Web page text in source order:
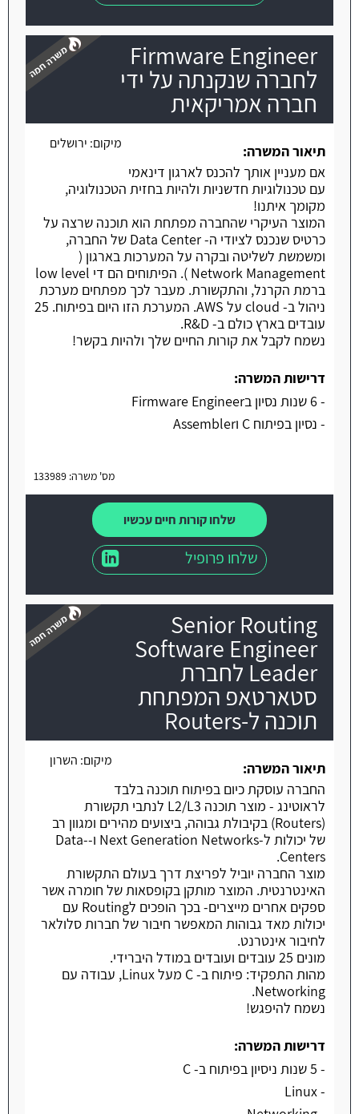
Firmware Engineer
לחברה שנקנתה על ידי
חברה אמריקאית
משרה חמה
מיקום: ירושלים
תיאור המשרה:
אם מעניין אותך להכנס לארגון דינאמי
עם טכנולוגיות חדשניות ולהיות בחזית הטכנולוגיה,
מקומך איתנו!
המוצר העיקרי שהחברה מפתחת הוא תוכנה שרצה על
כרטיס שנכנס לציודי ה- Data Center של החברה,
ומשמשת לשליטה ובקרה על המערכות בארגון (
Network Management ). הפיתוחים הם די low level
ברמת הקרנל, והתקשורת. מעבר לכך מפתחים מערכת
ניהול ב- cloud על AWS. המערכת הזו היום בפיתוח. 25
עובדים בארץ כולם ב- R&D.
נשמח לקבל את קורות החיים שלך ולהיות בקשר!
דרישות המשרה:
- 6 שנות נסיון בFirmware Engineer
- נסיון בפיתוח C וAssembler
מס' משרה: 133989
שלחו קורות חיים עכשיו
שלחו פרופיל
Senior Routing
Software Engineer
Leader לחברת
סטארטאפ המפתחת
תוכנה ל-Routers
מיקום: השרון
תיאור המשרה:
החברה עוסקת כיום בפיתוח תוכנה בלבד
לראוטינג - מוצר תוכנה L2/L3 לנתבי תקשורת
(Routers) בקיבולת גבוהה, ביצועים מהירים ומגוון רב
של יכולות ל-Next Generation Networks ו-Data-
Centers.
מוצר החברה יוביל לפריצת דרך בעולם התקשורת
האינטרנטית. המוצר מותקן בקופסאות של חומרה אשר
ספקים אחרים מייצרים- בכך הופכים לRouting עם
יכולות מאד גבוהות המאפשר חיבור של חברות סלולאר
לחיבור אינטרנט.
מונים 25 עובדים ועובדים במודל היברידי.
מהות התפקיד: פיתוח ב- C מעל Linux, עבודה עם
Networking.
נשמח להיפגש!
דרישות המשרה:
- 5 שנות ניסיון בפיתוח ב- C
- Linux